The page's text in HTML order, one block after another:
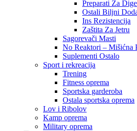
Preparati Za
Ostali Biljni
Ins Rezistencija
Zaštita Za Jetru
Sagorevači Masti
No Reaktori – Mišićna
Suplementi Ostalo
Sport i rekreacija
Trening
Fitness oprema
Sportska garderoba
Ostala sportska oprema
Lov i Ribolov
Kamp oprema
Military oprema